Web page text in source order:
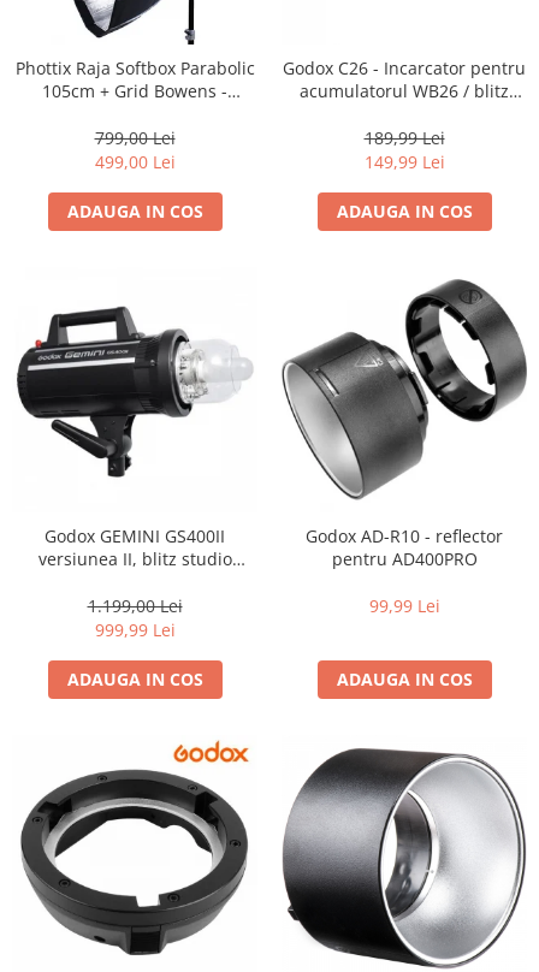
Parasolare
Teleconvertoare
Adaptoare montura / baioneta
Capace obiectiv si camera
Inele Macro
Filtre foto
Filtre White Balance
Accesorii filtre
Convertoare pe filet foto video
Inele reductii obiective
Curatare si intretinere
Compatibil Sony
Adaptoare stativ port umbrela si
Comander TTL
Cabluri si Patine Sincron
Alimentare auxiliara blitz
Protectie patina apa, ploaie
Bounce-uri, Softbox-uri
Ring-Flash Adaptor
Bracket-uri si suporti
Phottix Raja Softbox Parabolic
105cm + Grid Bowens -
799,00 Lei
499,00 Lei
ADAUGA IN COS
Godox C26 - Incarcator pentru
acumulatorul WB26 / blitz
189,99 Lei
149,99 Lei
ADAUGA IN COS
Godox GEMINI GS400II
versiunea II, blitz studio
1.199,00 Lei
999,99 Lei
ADAUGA IN COS
Godox AD-R10 - reflector
pentru AD400PRO
99,99 Lei
ADAUGA IN COS